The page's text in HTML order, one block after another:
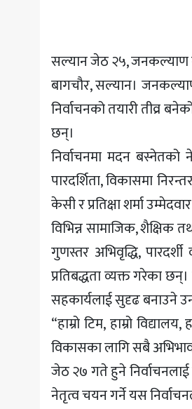
सल्यान जेठ २५, जनकल्याण
बागचौर, सल्यान।
निर्वाचनको तयारी तीव्र
छन्।
निर्वाचनमा मदन बस्नेतको
पारदर्शिता, विकासमा
केसी र प्रतिक्षा शर्मा
विभिन्न सामाजिक,
गुणस्तर अभिवृद्धि,
प्रतिबद्धता व्यक्त गरेका
सहकार्यलाई सुदृढ बनाउने
“हाम्रो टिम, हाम्रो
विकासका लागि सबै
जेठ २७ गते हुने
नेतृत्व चयन गर्ने यस